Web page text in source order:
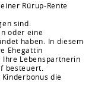
Rürup-Rente
sind.
oder eine
haben. In diesem
Ehegattin
Ihre Lebenspartnerin
besteuert.
die